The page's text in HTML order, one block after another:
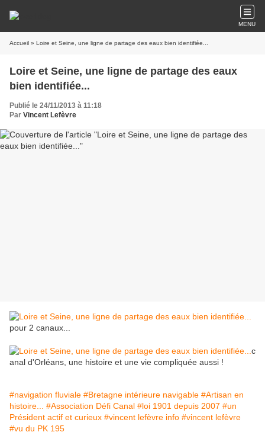
MENU
Accueil » Loire et Seine, une ligne de partage des eaux bien identifiée...
Loire et Seine, une ligne de partage des eaux
bien identifiée...
Publié le 24/11/2013 à 11:18
Par Vincent Lefèvre
pour 2 canaux...
c
anal d'Orléans, une histoire et une vie compliquée aussi !
#navigation fluviale #Bretagne intérieure navigable #Artisan en
histoire...
#Association Défi Canal #loi 1901 depuis 2007 #un
Président actif et curieux #vincent lefèvre info #vincent lefèvre
#vu du PK 195